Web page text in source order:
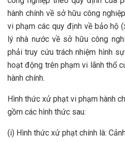
hành chính về sở hữu công
vi phạm các quy định về bảo hộ
lý nhà nước về sở hữu công
phải truy cứu trách nhiệm hình
hoạt động trên phạm vi lãnh thổ
hành chính.
Hình thức xử phạt vi phạm hành
gồm các hình thức sau:
(i) Hình thức xử phạt chính là: